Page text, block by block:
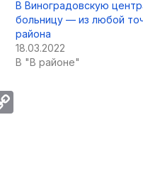
В Виноградовскую
больницу — из любой
района
18.03.2022
В "В районе"